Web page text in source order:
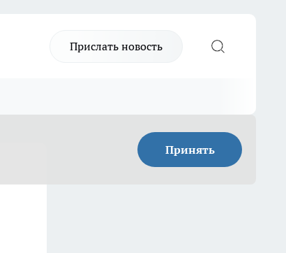
Прислать новость
Принять